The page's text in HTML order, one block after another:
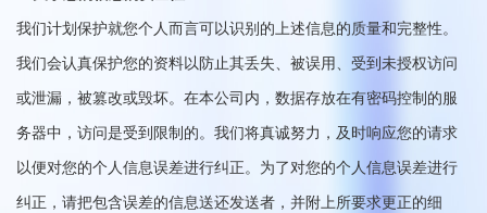
我们计划保护就您个人而言可以识别的上述信息的质量和完整性。
我们会认真保护您的资料以防止其丢失、被误用、受到未授权访问
或泄漏，被篡改或毁坏。在本公司内，数据存放在有密码控制的服
务器中，访问是受到限制的。我们将真诚努力，及时响应您的请求
以便对您的个人信息误差进行纠正。为了对您的个人信息误差进行
纠正，请把包含误差的信息送还发送者，并附上所要求更正的细